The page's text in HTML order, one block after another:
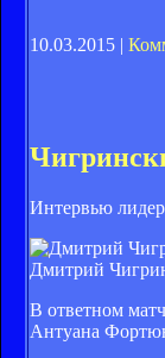
10.03.2015 |
Интервью
Дмитрий
В ответном
Антуана